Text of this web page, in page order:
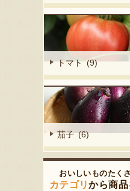
トマト (9)
茄子 (6)
おいしいものたく
カテゴリから商